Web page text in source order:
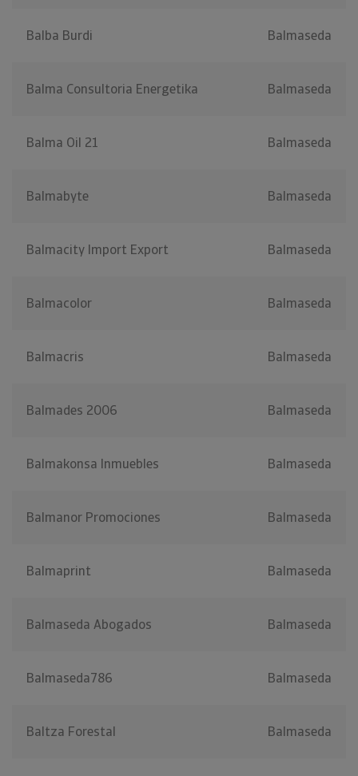
Balba Burdi Balmaseda
Balma Consultoria Energetika Balmaseda
Balma Oil 21 Balmaseda
Balmabyte Balmaseda
Balmacity Import Export Balmaseda
Balmacolor Balmaseda
Balmacris Balmaseda
Balmades 2006 Balmaseda
Balmakonsa Inmuebles Balmaseda
Balmanor Promociones Balmaseda
Balmaprint Balmaseda
Balmaseda Abogados Balmaseda
Balmaseda786 Balmaseda
Baltza Forestal Balmaseda